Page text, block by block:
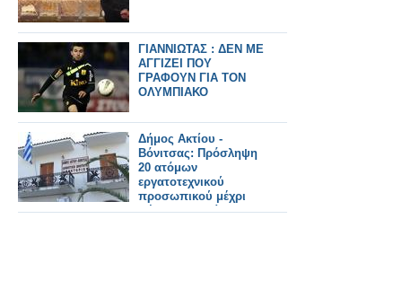
ΓΙΑΝΝΙΩΤΑΣ : ΔΕΝ ΜΕ
ΑΓΓΙΖΕΙ ΠΟΥ
ΓΡΑΦΟΥΝ ΓΙΑ ΤΟΝ
ΟΛΥΜΠΙΑΚΟ
Δήμος Ακτίου -
Βόνιτσας: Πρόσληψη
20 ατόμων
εργατοτεχνικού
προσωπικού μέχρι
πέντε ημερομίσθια το